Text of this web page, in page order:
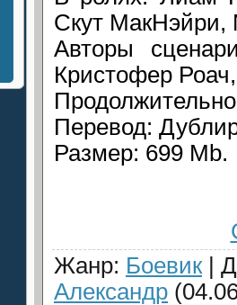
Скут
Авторы
Кристофер
Перевод:
Размер: 699 Mb.
Жанр: Боевик |
Александр